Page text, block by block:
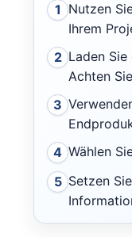
1 Nutzen
Ihrem
2 Laden
Achten
3
4 Wählen
5 Setzen